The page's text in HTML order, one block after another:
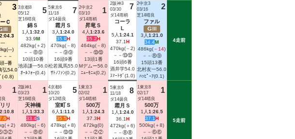
3
Ｃ
Ⅲ
2:04.3
---
)
－－
--番
弘54.0
(-0.8)
3京都8
05/12
芝16晴良
5
錦Ｓ
1人1:32.0
33.9M
482kg(＋2)
－－⑧⑨
10頭10番
池添謙一56.0
ｵｰﾙﾌｫｰ(0.4)
5東京6
11/18
ダ14曇良
7
霜月Ｓ
3人1:24.0
35.9H
470kg(－8)
－－⑨⑨
16頭9番
松若風馬55.0
ｻﾄﾉﾌｧﾝ(0.2)
2中京2
03/10
ダ14雨稍
1
昇竜Ｓ
4人1:23.6
35.2H
464kg(－8)
－－⑬⑬
13頭1番
Mデムー56.0
ﾆｭｰﾓﾆｭ(0.2)
2阪神3
03/30
ダ14雨稍
7
コーラ
L
5人1:24.1
37.1H
470kg(－2)
－－⑬⑬
16頭6番
酒井学54.0
ｽﾏｰﾄﾀﾞ(1.0)
2中京3
03/16
芝14晴良
2
ファル
Ⅲ
3人1:21.0
34.4M
486kg( －14)
－－⑧⑨
15頭13番
北村友一56.0
ﾊｯﾋﾟｰｱ(0.1)
4走前
良
1
リ
2:10.8
H
＋2)
2阪神1
03/23
芝16晴良
1
天神橋
1人1:33.3
33.4S
480kg(－6)
－－⑧⑥
4京都6
10/20
ダ12晴良
5
室町Ｓ
6人1:11.0
35.5H
478kg(＋8)
－－⑬⑬
1東京3
02/02
ダ14晴稍
1
500万
1人1:24.3
37.3H
472kg(0)
－－②②
5東京6
11/18
ダ14曇良
8
霜月Ｓ
1人1:24.0
36.1H
472kg(＋6)
－－⑧⑧
1東京8
02/17
ダ14晴良
1
500万
1人1:26.5
37.1H
500kg(＋8)
－－⑥⑥
5走前